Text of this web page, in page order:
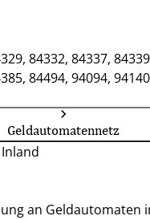
84332, 84337,
84494, 94094,
Geldautomatennetz
an Geldautomaten